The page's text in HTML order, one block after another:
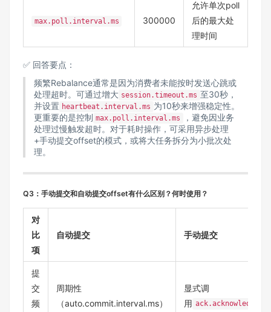
max.poll.interval.ms 300000
允许单次poll
后的最大处
理时间
✅ 回答要点：
频繁Rebalance通常是因为消费者未能按时发送心跳或
处理超时。可通过增大 session.timeout.ms 至30秒，
并设置 heartbeat.interval.ms 为10秒来增强稳定性。
更重要的是控制 max.poll.interval.ms
，避免因业务
处理过慢触发超时。对于耗时操作，可采用异步处理
+手动提交offset的模式，或将大任务拆分为小批次处
理。
Q3：手动提交和自动提交offset有什么区别？何时使用？
对
比
项
自动提交 手动提交
提
交
频
周期性
（auto.commit.interval.ms）
显式调
用 ack.acknowledge()